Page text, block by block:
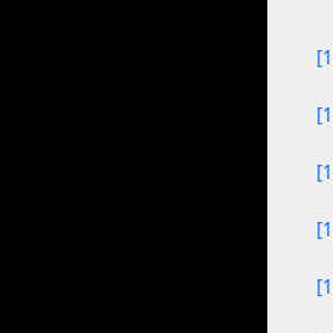
[الخطة الاستراتيجية 1] إلى [الخطة
[الخطة الاستراتيجية 1] إلى [الخطة
[الخطة الاستراتيجية 1] إلى [الخطة
[الخطة الاستراتيجية 1] إلى [الخطة
[الخطة الاستراتيجية 1] إلى [الخطة